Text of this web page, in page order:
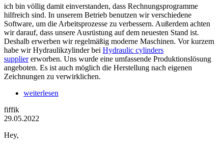
ich bin völlig damit einverstanden, dass Rechnungsprogramme
hilfreich sind. In unserem Betrieb benutzen wir verschiedene
Software, um die Arbeitsprozesse zu verbessern. Außerdem achten
wir darauf, dass unsere Ausrüstung auf dem neuesten Stand ist.
Deshalb erwerben wir regelmäßig moderne Maschinen. Vor kurzem
habe wir Hydraulikzylinder bei Hydraulic cylinders
suppliererworben. Uns wurde eine umfassende Produktionslösung
angeboten. Es ist auch möglich die Herstellung nach eigenen
Zeichnungen zu verwirklichen.
weiterlesen
fiffik
29.05.2022
Hey,